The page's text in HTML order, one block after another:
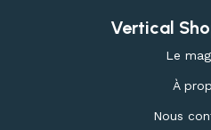
Vertical
Le
À
Nous